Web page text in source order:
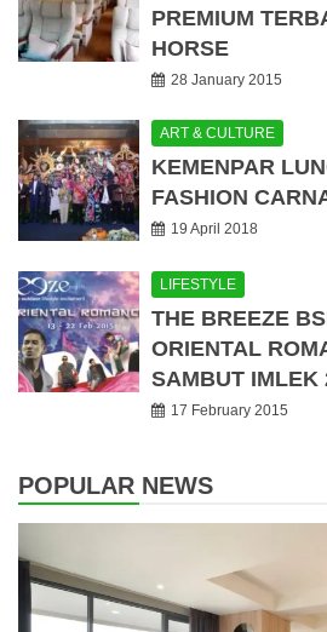
PREMIUM
HORSE
28 January 2015
ART & CULTURE
KEMENPAR
FASHION
19 April 2018
LIFESTYLE
THE BREEZE
ORIENTAL
SAMBUT IMLEK
17 February 2015
POPULAR NEWS